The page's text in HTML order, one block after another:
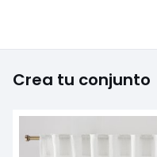
Crea tu conjunto